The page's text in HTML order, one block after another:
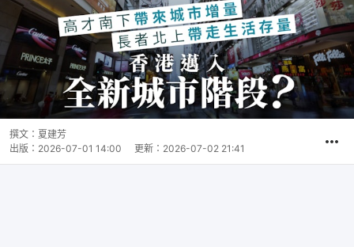
撰文： 夏建芳
出版： 2026-07-01 14:00 更新： 2026-07-02 21:41